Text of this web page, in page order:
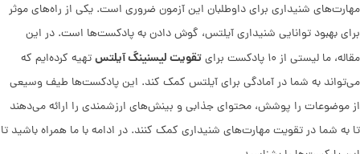
مهارت‌های شنیداری برای داوطلبان این آزمون ضروری است. یکی از راه‌های موثر
برای بهبود توانایی شنیداری آیلتس، گوش دادن به پادکست‌ها است. در این
مقاله، ما لیستی از ۱۰ پادکست برای
تقویت لیسنینگ آیلتستهیه کرده‌ایم که
می‌تواند به شما در آمادگی برای آیلتس کمک کند. این پادکست‌ها طیف وسیعی
از موضوعات را پوشش، محتوای جذابی و بینش‌های ارزشمندی را ارائه می‌دهند
تا به شما در تقویت مهارت‌های شنیداری کمک کنند. در ادامه با ما همراه باشید تا